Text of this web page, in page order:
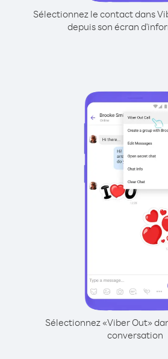
Sélectionnez le contact dans
depuis son écran
Sélectionnez «Viber Out»
conversation